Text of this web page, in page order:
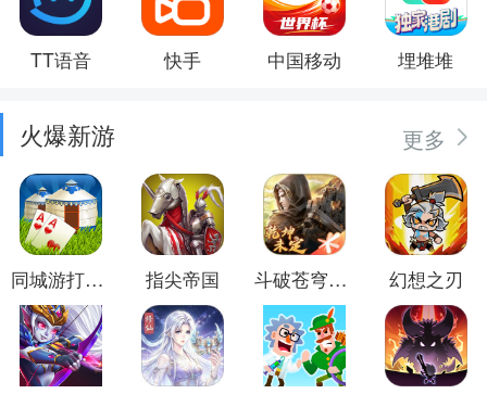
TT语音 快手 中国移动 埋堆堆
火爆新游 更多
同城游打大尖 指尖帝国 斗破苍穹：异火重燃 幻想之刃